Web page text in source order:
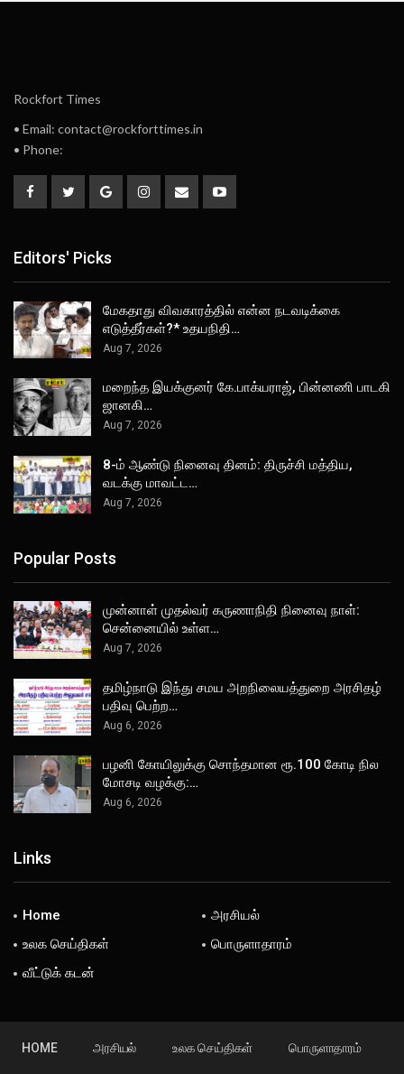
Rockfort Times
• Email: contact@rockforttimes.in
• Phone:
Editors' Picks
மேகதாது விவகாரத்தில் என்ன நடவடிக்கை
எடுத்தீர்கள்?* உதயநிதி…
Aug 7, 2026
மறைந்த இயக்குனர் கே.பாக்யராஜ், பின்னணி பாடகி
ஜானகி…
Aug 7, 2026
8-ம் ஆண்டு நினைவு தினம்: திருச்சி மத்திய,
வடக்கு மாவட்ட…
Aug 7, 2026
Popular Posts
முன்னாள் முதல்வர் கருணாநிதி நினைவு நாள்:
சென்னையில் உள்ள…
Aug 7, 2026
தமிழ்நாடு இந்து சமய அறநிலையத்துறை அரசிதழ்
பதிவு பெற்ற…
Aug 6, 2026
பழனி கோயிலுக்கு சொந்தமான ரூ.100 கோடி நில
மோசடி வழக்கு:…
Aug 6, 2026
Links
Home
அரசியல்
உலக செய்திகள்
பொருளாதாரம்
வீட்டுக் கடன்
HOME அரசியல் உலக செய்திகள் பொருளாதாரம்